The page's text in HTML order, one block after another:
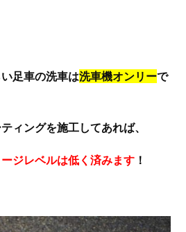
足車の洗車は洗車機オンリーで
ィングを施工してあれば、
ジレベルは低く済みます ！